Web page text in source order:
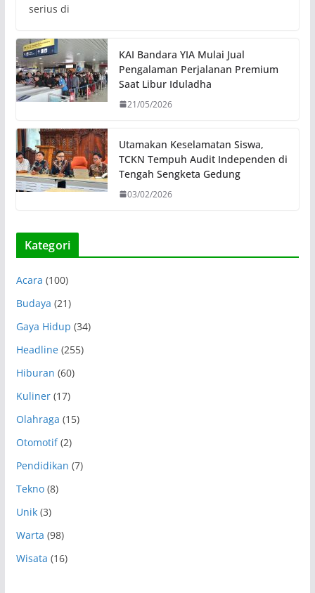
serius di
KAI Bandara YIA Mulai Jual
Pengalaman Perjalanan Premium
Saat Libur Iduladha
21/05/2026
Utamakan Keselamatan Siswa,
TCKN Tempuh Audit Independen di
Tengah Sengketa Gedung
03/02/2026
Kategori
Acara (100)
Budaya (21)
Gaya Hidup (34)
Headline(255)
Hiburan (60)
Kuliner(17)
Olahraga (15)
Otomotif(2)
Pendidikan (7)
Tekno(8)
Unik(3)
Warta (98)
Wisata (16)